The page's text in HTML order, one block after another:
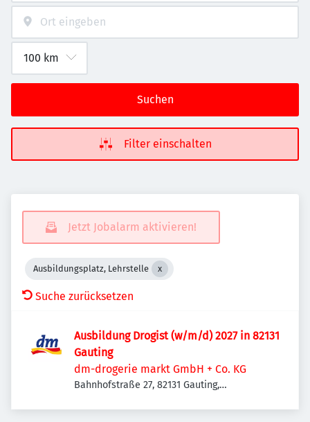
Suchen
Filter einschalten
Jetzt Jobalarm aktivieren!
Ausbildungsplatz, Lehrstelle
Suche zurücksetzen
Ausbildung Drogist (w/m/d) 2027 in 82131
Gauting
dm-drogerie markt GmbH + Co. KG
Bahnhofstraße 27, 82131 Gauting,